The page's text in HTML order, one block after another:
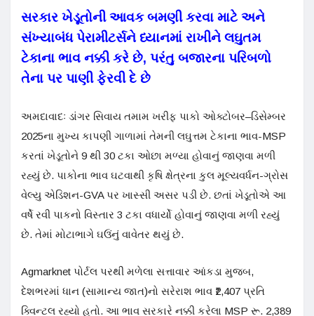
સરકાર ખેડૂતોની આવક બમણી કરવા માટે અને
સંખ્યાબંધ પેરામીટર્સને ધ્યાનમાં રાખીને લઘુતમ
ટેકાના ભાવ નક્કી કરે છે, પરંતુ બજારના પરિબળો
તેના પર પાણી ફેરવી દે છે
અમદાવાદઃ ડાંગર સિવાય તમામ ખરીફ પાકો ઓક્ટોબર–ડિસેમ્બર
2025ના મુખ્ય કાપણી ગાળામાં તેમની લઘુત્તમ ટેકાના ભાવ-MSP
કરતાં ખેડૂતોને 9 થી 30 ટકા ઓછા મળ્યા હોવાનું જાણવા મળી
રહ્યું છે. પાકોના ભાવ ઘટવાથી કૃષિ ક્ષેત્રના કુલ મૂલ્યવર્ધન-ગ્રોસ
વેલ્યુ એડિશન-GVA પર ખાસ્સી અસર પડી છે. છતાં ખેડૂતોએ આ
વર્ષે રવી પાકનો વિસ્તાર 3 ટકા વધાર્યો હોવાનું જાણવા મળી રહ્યું
છે. તેમાં મોટાભાગે ઘઉંનું વાવેતર થયું છે.
Agmarknet પોર્ટલ પરથી મળેલા સત્તાવાર આંકડા મુજબ,
દેશભરમાં ધાન (સામાન્ય જાત)નો સરેરાશ ભાવ ₹2,407 પ્રતિ
ક્વિન્ટલ રહ્યો હતો. આ ભાવ સરકારે નક્કી કરેલા MSP રૂ. 2,389